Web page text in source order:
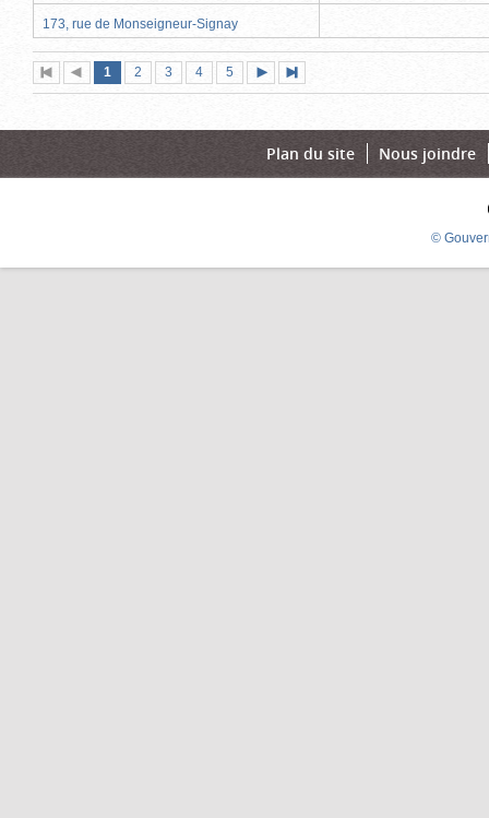
173, rue de Monseigneur-Signay
Première
page
Page
précédente
Page
1 (page
actuelle)
Page
2 Page
3 Page
4 Page
5
suivante
page
Plan du site Nous joindre
©